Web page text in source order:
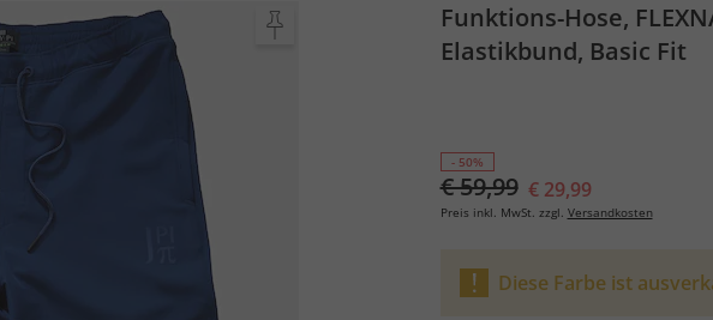
Funktions-Hose,
Elastikbund, Basic Fit
- 50%
€ 59,99 € 29,99
Preis inkl. MwSt. zzgl. Versandkosten
Diese Farbe ist